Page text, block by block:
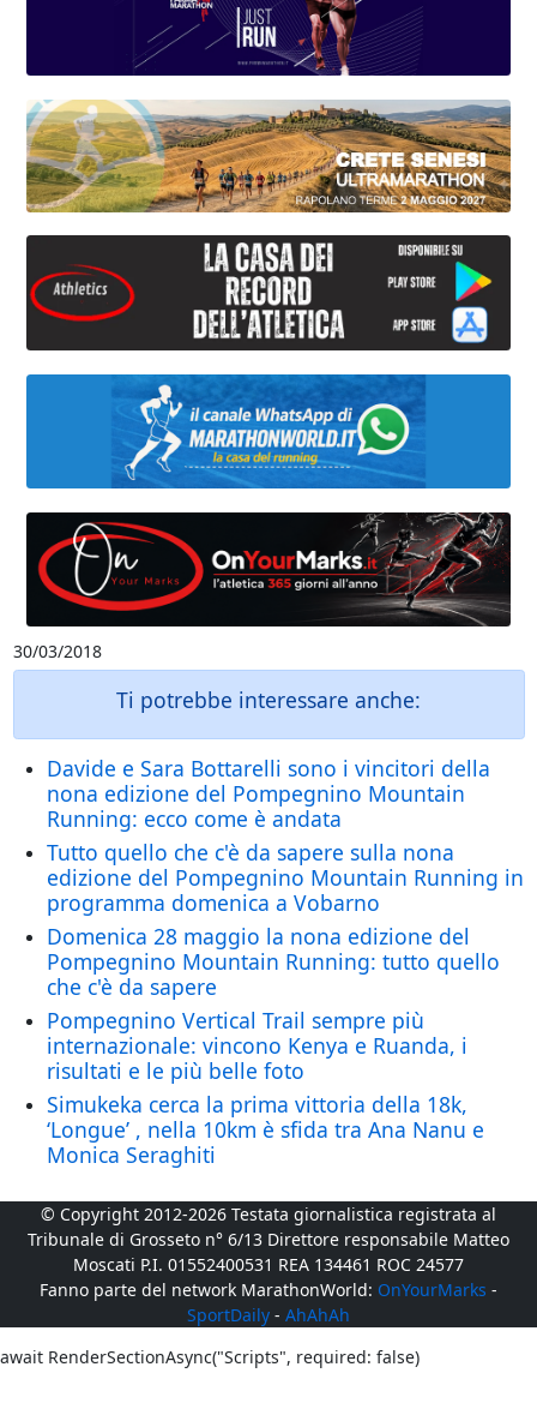
30/03/2018
Ti potrebbe interessare anche:
Davide e Sara Bottarelli sono i vincitori della
nona edizione del Pompegnino Mountain
Running: ecco come è andata
Tutto quello che c'è da sapere sulla nona
edizione del Pompegnino Mountain Running in
programma domenica a Vobarno
Domenica 28 maggio la nona edizione del
Pompegnino Mountain Running: tutto quello
che c'è da sapere
Pompegnino Vertical Trail sempre più
internazionale: vincono Kenya e Ruanda, i
risultati e le più belle foto
Simukeka cerca la prima vittoria della 18k,
‘Longue’ , nella 10km è sfida tra Ana Nanu e
Monica Seraghiti
© Copyright 2012-2026 Testata giornalistica registrata al
Tribunale di Grosseto n° 6/13 Direttore responsabile Matteo
Moscati P.I. 01552400531 REA 134461 ROC 24577
Fanno parte del network MarathonWorld: OnYourMarks -
SportDaily - AhAhAh
await RenderSectionAsync("Scripts", required: false)